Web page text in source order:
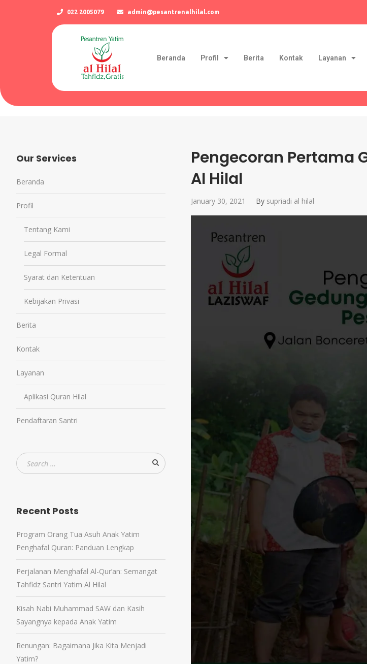
022 2005079 admin@pesantrenalhilal.com
Beranda Profil Berita Kontak Layanan
Pengecoran Pertama
Al Hilal
January 30, 2021 By supriadi al hilal
Our Services
Beranda
Profil
Tentang Kami
Legal Formal
Syarat dan Ketentuan
Kebijakan Privasi
Berita
Kontak
Layanan
Aplikasi Quran Hilal
Pendaftaran Santri
Recent Posts
Program Orang Tua Asuh Anak Yatim
Penghafal Quran: Panduan Lengkap
Perjalanan Menghafal Al-Qur’an: Semangat
Tahfidz Santri Yatim Al Hilal
Kisah Nabi Muhammad SAW dan Kasih
Sayangnya kepada Anak Yatim
Renungan: Bagaimana Jika Kita Menjadi
Yatim?